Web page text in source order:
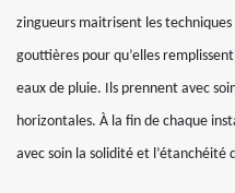
zingueurs maitrisent les
gouttières pour qu’elles
eaux de pluie. Ils prennent avec
horizontales. À la fin de chaque
avec soin la solidité et l’étanchéité